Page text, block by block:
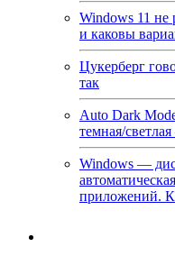
Windows 11 не
и каковы
Цукерберг
так
Auto Dark
темная/
Windows —
приложений.